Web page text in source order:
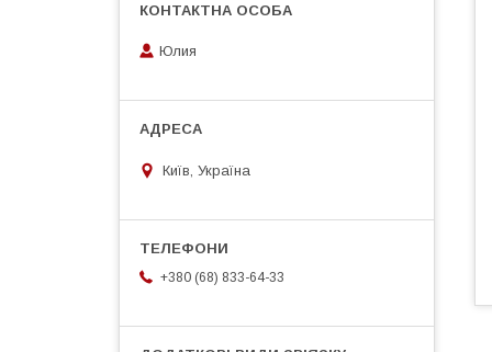
Юлия
Київ, Україна
+380 (68) 833-64-33